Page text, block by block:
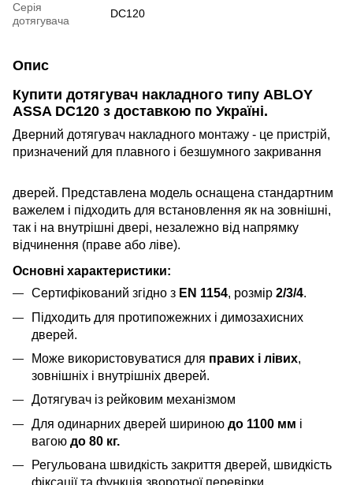
Серія
дотягувача
DC120
Опис
Купити дотягувач накладного типу ABLOY
ASSA DC120 з доставкою по Україні.
Дверний дотягувач накладного монтажу - це пристрій,
призначений для плавного і безшумного закривання
дверей. Представлена модель оснащена стандартним
важелем і підходить для встановлення як на зовнішні,
так і на внутрішні двері, незалежно від напрямку
відчинення (праве або ліве).
Основні характеристики:
Сертифікований згідно з EN 1154, розмір 2/3/4.
Підходить для протипожежних і димозахисних
дверей.
Може використовуватися для правих і лівих,
зовнішніх і внутрішніх дверей.
Дотягувач із рейковим механізмом
Для одинарних дверей шириною до 1100 мм і
вагою до 80 кг.
Регульована швидкість закриття дверей, швидкість